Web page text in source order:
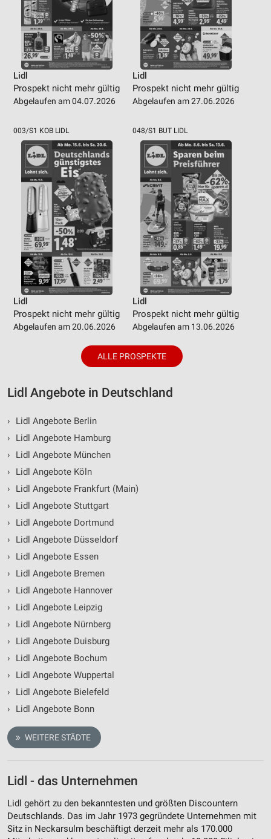
Lidl
Prospekt nicht mehr gültig
Abgelaufen am 04.07.2026
Lidl
Prospekt nicht mehr gültig
Abgelaufen am 27.06.2026
003/S1 KOB LIDL
Lidl
Prospekt nicht mehr gültig
Abgelaufen am 20.06.2026
048/S1 BUT LIDL
Lidl
Prospekt nicht mehr gültig
Abgelaufen am 13.06.2026
ALLE PROSPEKTE
Lidl Angebote in Deutschland
›
Lidl Angebote Berlin
›
Lidl Angebote Hamburg
›
Lidl Angebote München
›
Lidl Angebote Köln
›
Lidl Angebote Frankfurt (Main)
›
Lidl Angebote Stuttgart
›
Lidl Angebote Dortmund
›
Lidl Angebote Düsseldorf
›
Lidl Angebote Essen
›
Lidl Angebote Bremen
›
Lidl Angebote Hannover
›
Lidl Angebote Leipzig
›
Lidl Angebote Nürnberg
›
Lidl Angebote Duisburg
›
Lidl Angebote Bochum
›
Lidl Angebote Wuppertal
›
Lidl Angebote Bielefeld
›
Lidl Angebote Bonn
WEITERE STÄDTE
Lidl - das Unternehmen
Lidl gehört zu den bekanntesten und größten Discountern
Deutschlands. Das im Jahr 1973 gegründete Unternehmen mit
Sitz in Neckarsulm beschäftigt derzeit mehr als 170.000